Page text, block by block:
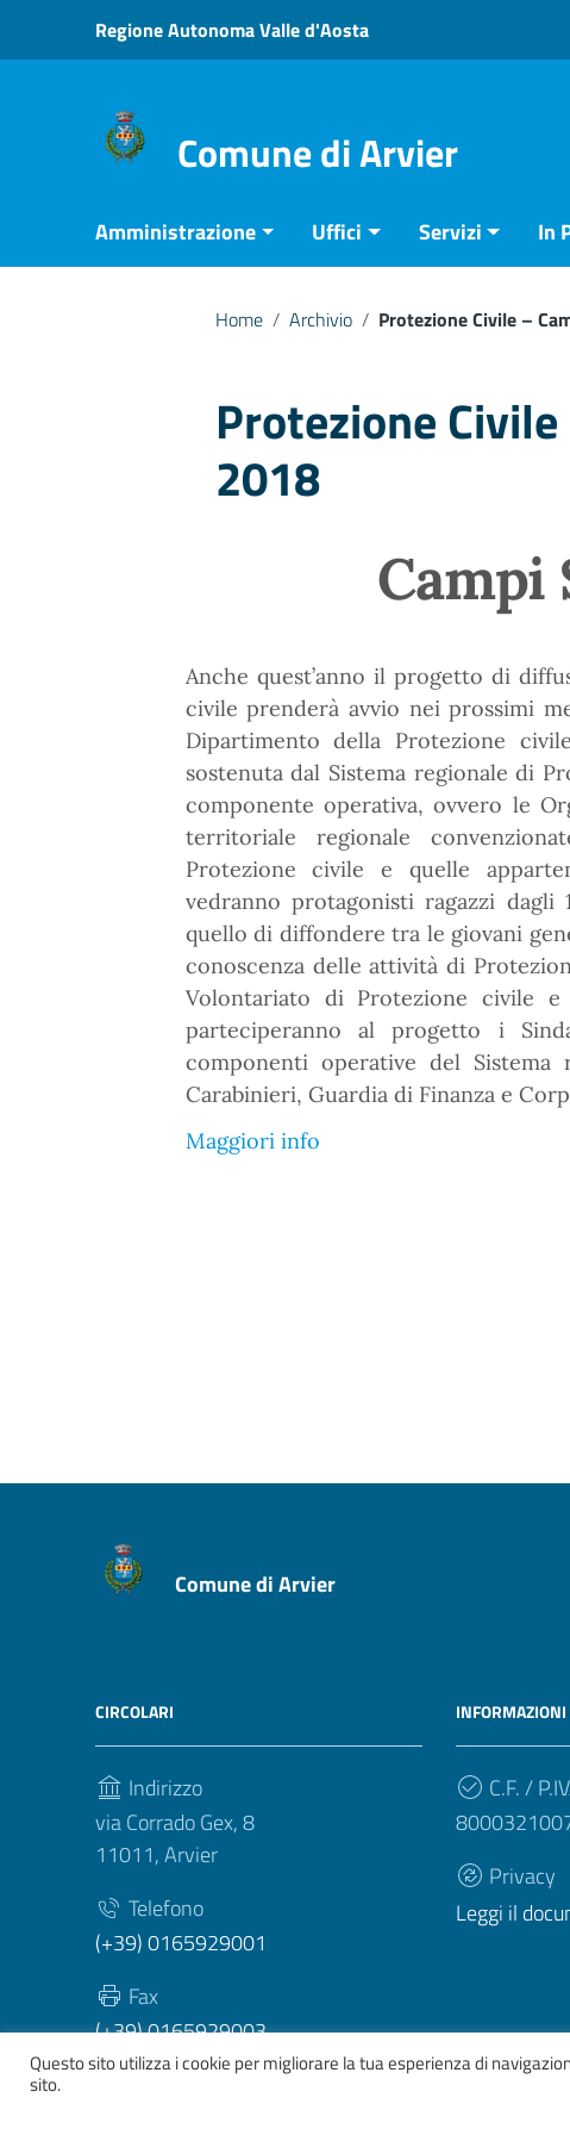
Vai ai contenuti
Vai al menu di navigazione
Regione Autonoma Valle d'Aosta
Comune di Arvier
Amministrazione Uffici Servizi In
Home / Archivio / Protezione Civile –
Protezione
2018
Campi
Anche quest’anno il progetto di
civile prenderà avvio nei prossimi
Dipartimento della Protezione
sostenuta dal Sistema regionale di
componente operativa, ovvero le
territoriale regionale
Protezione civile e quelle
vedranno protagonisti ragazzi
quello di diffondere tra le giovani
conoscenza delle attività di
Volontariato di Protezione civile
parteciperanno al progetto i
componenti operative del Sistema
Carabinieri, Guardia di Finanza e
Maggiori info
Comune di Arvier
CIRCOLARI
Indirizzo
via Corrado Gex, 8
11011, Arvier
Telefono
(+39) 0165929001
Fax
(+39) 0165929003
INFORMAZIONI
C.F. /
Privacy
Leggi il
Questo sito utilizza i cookie per migliorare la tua esperienza di
sito.